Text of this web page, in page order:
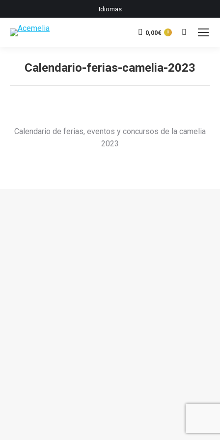
Idiomas
0,00€ 0 Buscar:
Calendario-ferias-camelia-2023
Calendario de ferias, eventos y concursos de la camelia
2023